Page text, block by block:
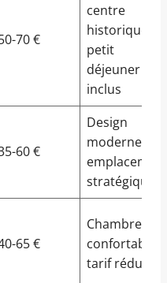
70 €
centre
historique,
petit
déjeuner
inclus
60 €
Design
moderne,
stratégique
65 €
Chambres
confortables,
tarif réduit